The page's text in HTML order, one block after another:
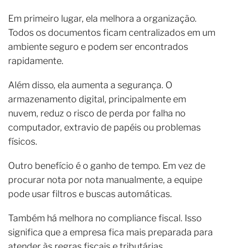
Em primeiro lugar, ela melhora a organização.
Todos os documentos ficam centralizados em um
ambiente seguro e podem ser encontrados
rapidamente.
Além disso, ela aumenta a segurança. O
armazenamento digital, principalmente em
nuvem, reduz o risco de perda por falha no
computador, extravio de papéis ou problemas
físicos.
Outro benefício é o ganho de tempo. Em vez de
procurar nota por nota manualmente, a equipe
pode usar filtros e buscas automáticas.
Também há melhora no compliance fiscal. Isso
significa que a empresa fica mais preparada para